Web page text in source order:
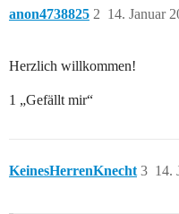
anon4738825 14. Januar
2
Herzlich willkommen!
1 „Gefällt mir“
KeinesHerrenKnecht 14.
3